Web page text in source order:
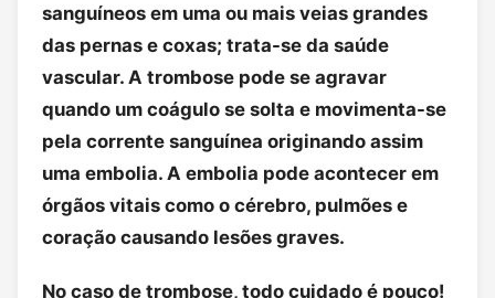
sanguíneos em uma ou mais veias grandes
das pernas e coxas; trata-se da saúde
vascular. A trombose pode se agravar
quando um coágulo se solta e movimenta-se
pela corrente sanguínea originando assim
uma embolia. A embolia pode acontecer em
órgãos vitais como o cérebro, pulmões e
coração causando lesões graves.
No caso de trombose, todo cuidado é pouco!